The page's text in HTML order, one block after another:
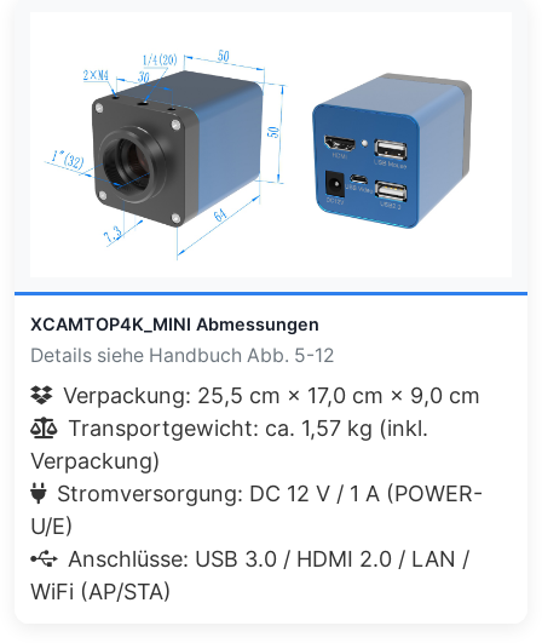
XCAMTOP4K_MINI Abmessungen
Details siehe Handbuch Abb. 5-12
Verpackung: 25,5 cm × 17,0 cm × 9,0 cm
Transportgewicht: ca. 1,57 kg (inkl.
Verpackung)
Stromversorgung: DC 12 V / 1 A (POWER-
U/E)
Anschlüsse: USB 3.0 / HDMI 2.0 / LAN /
WiFi (AP/STA)